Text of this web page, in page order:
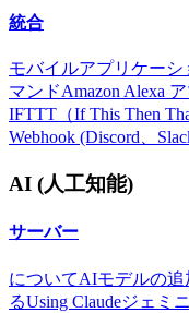
統合
モバイルアプリケーシ
マンドAmazon Alexa
IFTTT（If This Then
Webhook (Discord、
AI (人工知能)
サーバー
についてAIモデルの追
るUsing Claudeジェミ